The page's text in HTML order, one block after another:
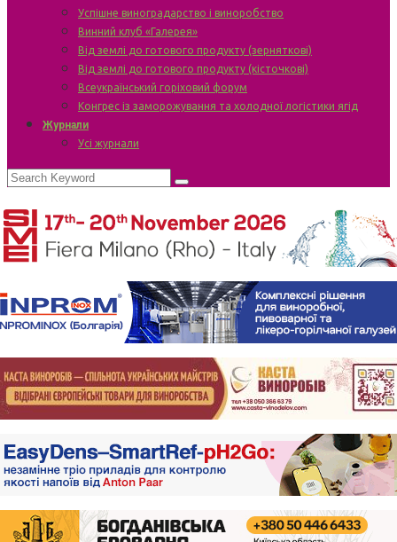
Успішне виноградарство і виноробство
Винний клуб «Галерея»
Від землі до готового продукту (зерняткові)
Від землі до готового продукту (кісточкові)
Всеукраїнський горіховий форум
Конгрес із заморожування та холодної логістики ягід
Журнали
Усі журнали